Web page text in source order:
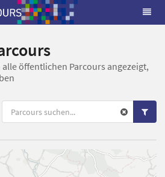
öffentlichen Parcours angezeigt,